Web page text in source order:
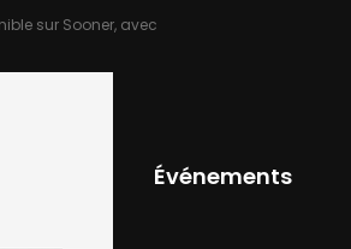
sur Sooner, avec
Événements